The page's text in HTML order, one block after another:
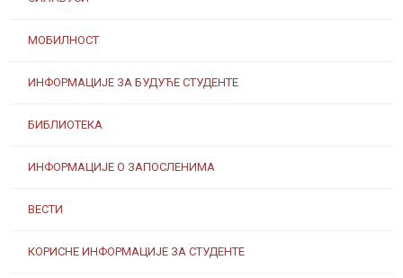
МОБИЛНОСТ
ИНФОРМАЦИЈЕ ЗА БУДУЋЕ СТУДЕНТЕ
БИБЛИОТЕКА
ИНФОРМАЦИЈЕ О ЗАПОСЛЕНИМА
ВЕСТИ
КОРИСНЕ ИНФОРМАЦИЈЕ ЗА СТУДЕНТЕ